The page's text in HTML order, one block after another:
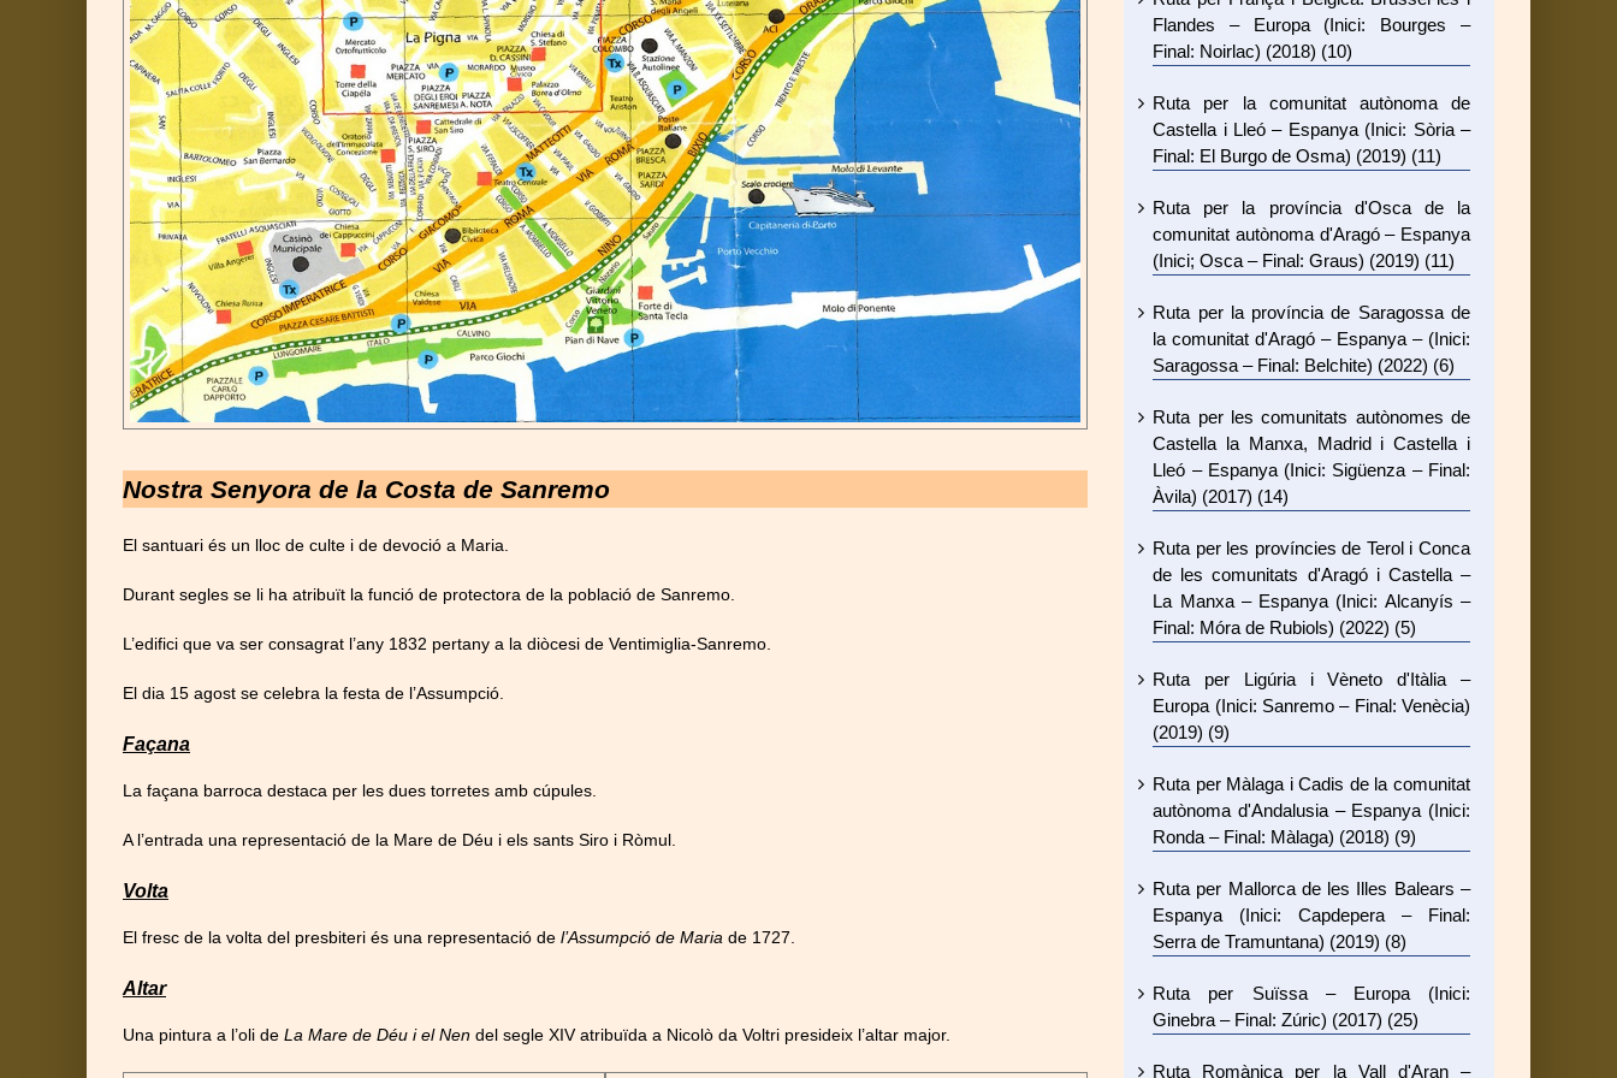
Nostra Senyora de la Costa de Sanremo
El santuari és un lloc de culte i de devoció a Maria.
Durant segles se li ha atribuït la funció de protectora de la població de Sanremo.
L’edifici que va ser consagrat l’any 1832 pertany a la diòcesi de Ventimiglia-Sanremo.
El dia 15 agost se celebra la festa de l’Assumpció.
Façana
La façana barroca destaca per les dues torretes amb cúpules.
A l’entrada una representació de la Mare de Déu i els sants Siro i Ròmul.
Volta
El fresc de la volta del presbiteri és una representació de l’Assumpció de Maria de 1727.
Altar
Una pintura a l’oli de La Mare de Déu i el Nen del segle XIV atribuïda a Nicolò da Voltri presideix l’altar major.
Flandes – Europa (Inici: Bourges –
Final: Noirlac) (2018) (10)
Ruta per la comunitat autònoma de
Castella i Lleó – Espanya (Inici: Sòria –
Final: El Burgo de Osma) (2019) (11)
Ruta per la província d'Osca de la
comunitat autònoma d'Aragó – Espanya
(Inici; Osca – Final: Graus) (2019) (11)
Ruta per la província de Saragossa de
la comunitat d'Aragó – Espanya – (Inici:
Saragossa – Final: Belchite) (2022) (6)
Ruta per les comunitats autònomes de
Castella la Manxa, Madrid i Castella i
Lleó – Espanya (Inici: Sigüenza – Final:
Àvila) (2017) (14)
Ruta per les províncies de Terol i Conca
de les comunitats d'Aragó i Castella –
La Manxa – Espanya (Inici: Alcanyís –
Final: Móra de Rubiols) (2022) (5)
Ruta per Ligúria i Vèneto d'Itàlia –
Europa (Inici: Sanremo – Final: Venècia)
(2019) (9)
Ruta per Màlaga i Cadis de la comunitat
autònoma d'Andalusia – Espanya (Inici:
Ronda – Final: Màlaga) (2018) (9)
Ruta per Mallorca de les Illes Balears –
Espanya (Inici: Capdepera – Final:
Serra de Tramuntana) (2019) (8)
Ruta per Suïssa – Europa (Inici:
Ginebra – Final: Zúric) (2017) (25)
Ruta Romànica per la Vall d'Aran –